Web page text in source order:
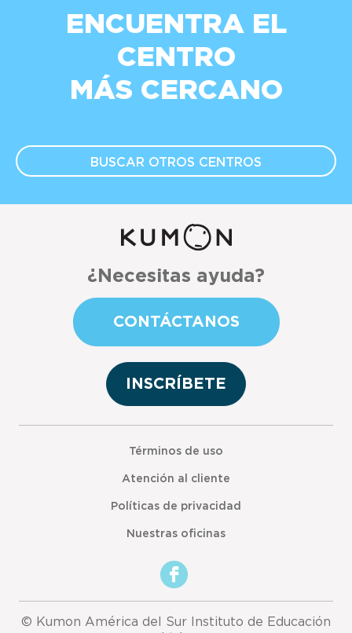
ENCUENTRA EL
CENTRO
MÁS CERCANO
BUSCAR OTROS CENTROS
¿Necesitas ayuda?
CONTÁCTANOS
INSCRÍBETE
Términos de uso
Atención al cliente
Políticas de privacidad
Nuestras oficinas
© Kumon América del Sur Instituto de Educación